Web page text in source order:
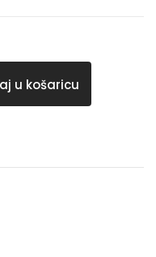
u košaricu